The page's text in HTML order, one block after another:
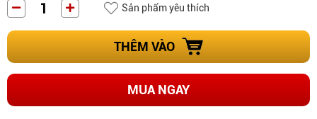
Sản phẩm yêu thích
THÊM VÀO
MUA NGAY